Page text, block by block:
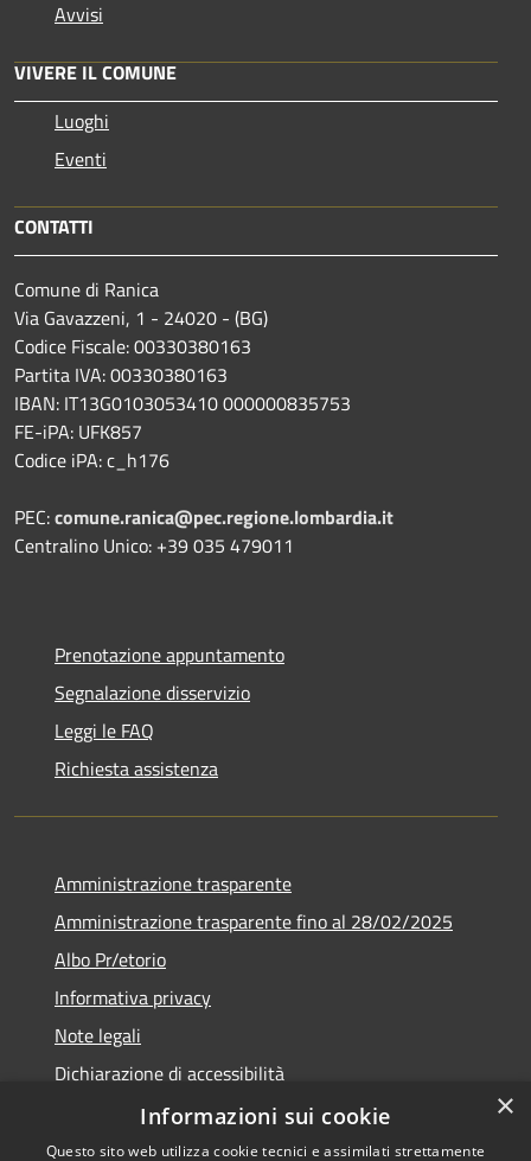
Avvisi
VIVERE IL COMUNE
Luoghi
Eventi
CONTATTI
Comune di Ranica
Via Gavazzeni, 1 - 24020 - (BG)
Codice Fiscale: 00330380163
Partita IVA: 00330380163
IBAN: IT13G0103053410 000000835753
FE-iPA: UFK857
Codice iPA: c_h176
PEC:comune.ranica@pec.regione.lombardia.it
Centralino Unico: +39 035 479011
Prenotazione appuntamento
Segnalazione disservizio
Leggi le FAQ
Richiesta assistenza
Amministrazione trasparente
Amministrazione trasparente fino al 28/02/2025
Albo Pr/etorio
Informativa privacy
Note legali
Dichiarazione di accessibilità
Obiettivi di accessibilità
×
Informazioni sui cookie
Questo sito web utilizza cookie tecnici e assimilati strettamente